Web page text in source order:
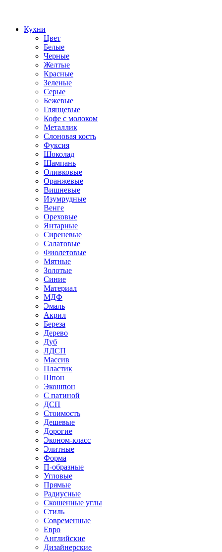
Кухни
Цвет
Белые
Черные
Желтые
Красные
Зеленые
Серые
Бежевые
Глянцевые
Кофе с молоком
Металлик
Слоновая кость
Фуксия
Шоколад
Шампань
Оливковые
Оранжевые
Вишневые
Изумрудные
Венге
Ореховые
Янтарные
Сиреневые
Салатовые
Фиолетовые
Мятные
Золотые
Синие
Материал
МДФ
Эмаль
Акрил
Береза
Дерево
Дуб
ЛДСП
Массив
Пластик
Шпон
Экошпон
С патиной
ДСП
Стоимость
Дешевые
Дорогие
Эконом-класс
Элитные
Форма
П-образные
Угловые
Прямые
Радиусные
Скошенные углы
Стиль
Современные
Евро
Английские
Дизайнерские